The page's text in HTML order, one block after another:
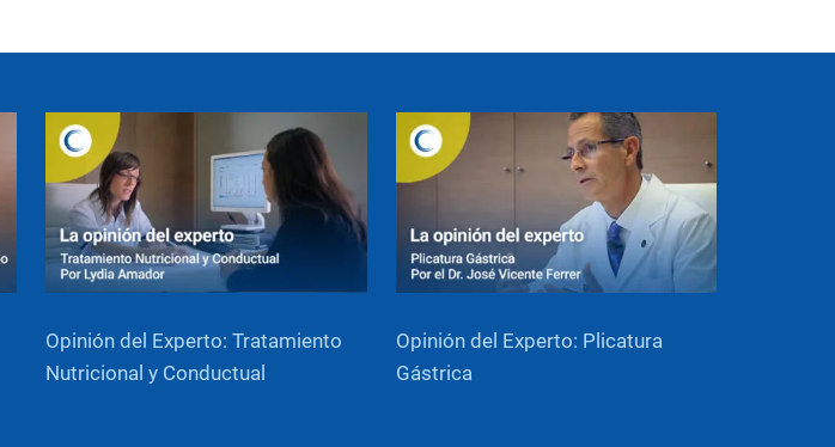
Opinión del Experto: Tratamiento
Nutricional y Conductual
Opinión del Experto: Plicatura
Gástrica